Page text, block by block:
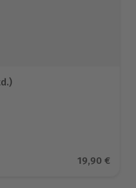
auf 12 BewertungenAktueller
19,90 €